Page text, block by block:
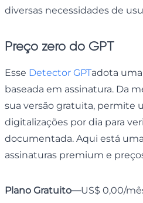
diversas necessidades de
Preço zero do GPT
Esse Detector GPTadota
baseada em assinatura. Da
sua versão gratuita, permite
digitalizações por dia para
documentada. Aqui está
assinaturas premium e
Plano Gratuito—US$ 0,00/